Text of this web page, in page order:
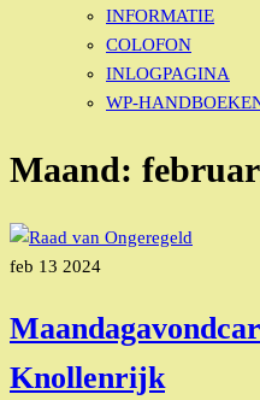
INFORMATIE
COLOFON
INLOGPAGINA
WP-
Maand:
feb 13 2024
Knollenrijk